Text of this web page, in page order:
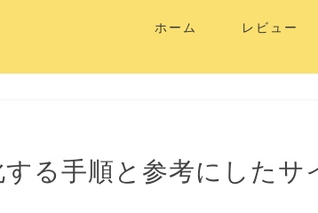
ホーム レビュー
る手順と参考にしたサ